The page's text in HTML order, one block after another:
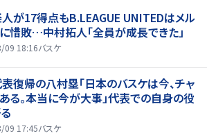
が17得点もB.LEAGUE UNITEDはメル
惜敗…中村拓人「全員が成長できた」
09 18:16バスケ
復帰の八村塁「日本のバスケは今、チャ
る。本当に今が大事」代表での自身の役
09 17:45バスケ